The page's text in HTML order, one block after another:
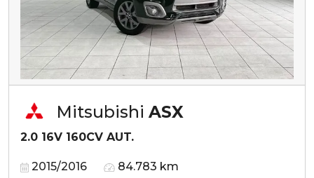
Mitsubishi ASX
2.0 16V 160CV AUT.
2015/2016 84.783 km